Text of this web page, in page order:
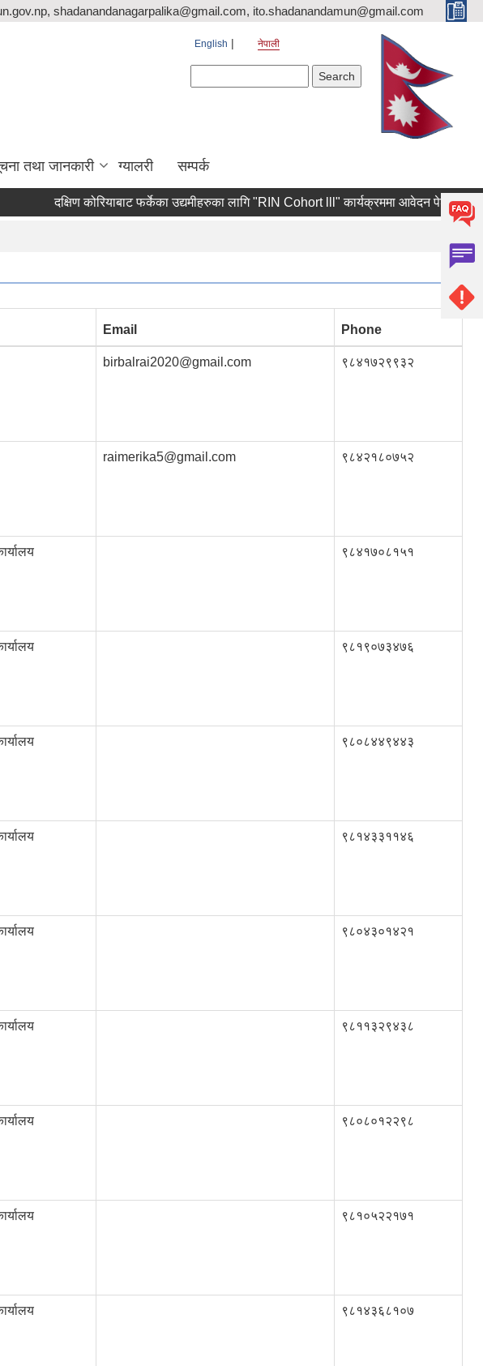
shadanandanagarpalika@gmail.com, ito.shadanandamun@gmail.com
English नेपाली
तथा जानकारी ग्यालरी सम्पर्क
दक्षिण कोरियाबाट फर्केका उद्यमीहरुका लागि "RIN Cohort lll" कार्यक्रममा आवेदन पेश गर्ने
Email Phone
birbalrai2020@gmail.com ९८४१७२९९३२
raimerika5@gmail.com ९८४२१८०७५२
९८४१७०८१५१
९८१९०७३४७६
९८०८४४९४४३
९८१४३३११४६
९८०४३०१४२१
९८११३२९४३८
९८०८०१२२९८
९८१०५२२१७१
९८१४३६८१०७